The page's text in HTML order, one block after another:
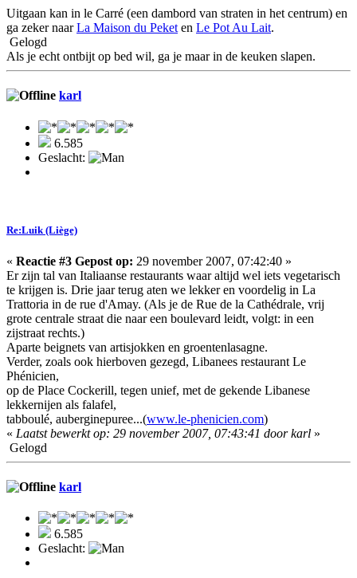
Uitgaan kan in le Carré (een dambord van straten in het centrum) en
ga zeker naarLa Maison du Peket en Le Pot Au Lait.
Gelogd
Als je echt ontbijt op bed wil, ga je maar in de keuken slapen.
karl
6.585
Geslacht:
Re:Luik (Liège)
« Reactie #3 Gepost op: 29 november 2007, 07:42:40 »
Er zijn tal van Italiaanse restaurants waar altijd wel iets vegetarisch
te krijgen is. Drie jaar terug aten we lekker en voordelig in La
Trattoria in de rue d'Amay. (Als je de Rue de la Cathédrale, vrij
grote centrale straat die naar een boulevard leidt, volgt: in een
zijstraat rechts.)
Aparte beignets van artisjokken en groentenlasagne.
Verder, zoals ook hierboven gezegd, Libanees restaurant Le
Phénicien,
op de Place Cockerill, tegen unief, met de gekende Libanese
lekkernijen als falafel,
tabboulé, auberginepuree...(www.le-phenicien.com)
« Laatst bewerkt op: 29 november 2007, 07:43:41 door karl »
Gelogd
karl
6.585
Geslacht: